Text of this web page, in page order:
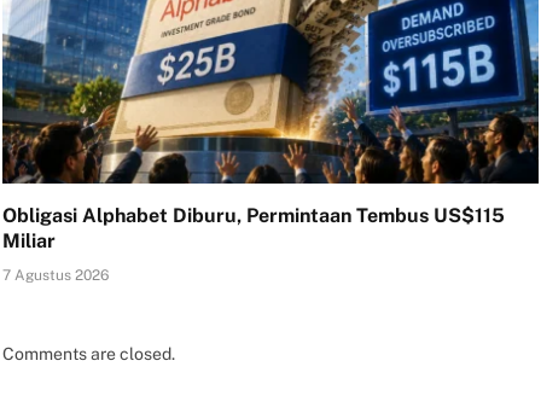
Obligasi Alphabet Diburu, Permintaan Tembus US$115
Miliar
7 Agustus 2026
Comments are closed.